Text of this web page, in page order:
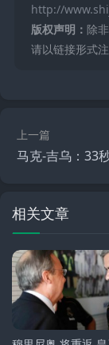
http://
版权声明： 除
请以链接形式注
上一篇
相关文章